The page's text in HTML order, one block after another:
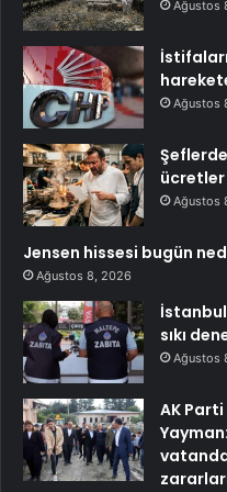
Ağustos
Ağustos
Ağustos
Jensen hissesi bugün
Ağustos 8, 2026
sıkı
Ağustos
AK Parti